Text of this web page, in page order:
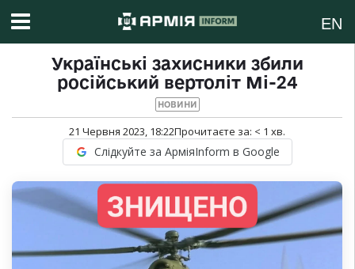
EN
Українські захисники збили
російський вертоліт Мі-24
НОВИНИ
21 Червня 2023, 18:22Прочитаєте за: < 1 хв.
Слідкуйте за АрміяInform в Google